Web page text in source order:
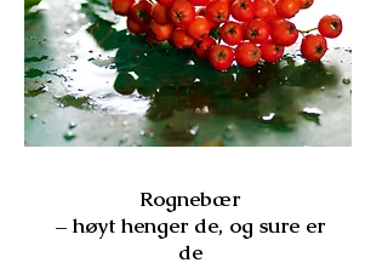
Rognebær
– høyt henger de, og sure er
de